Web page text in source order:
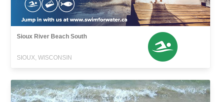
Sioux River Beach South
SIOUX, WISCONSIN